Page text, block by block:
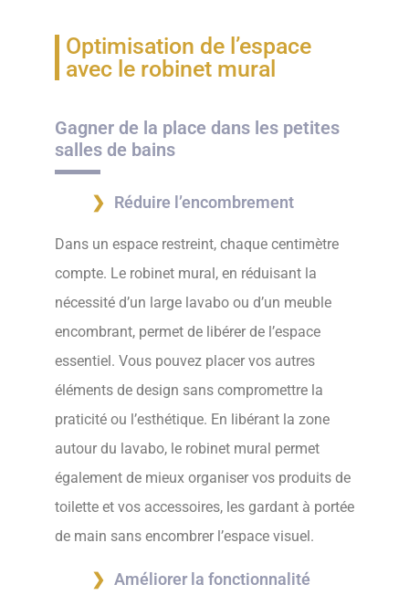
Optimisation de l’espace
avec le robinet mural
Gagner de la place dans les petites
salles de bains
Réduire l’encombrement
Dans un espace restreint, chaque centimètre
compte. Le robinet mural, en réduisant la
nécessité d’un large lavabo ou d’un meuble
encombrant, permet de libérer de l’espace
essentiel. Vous pouvez placer vos autres
éléments de design sans compromettre la
praticité ou l’esthétique. En libérant la zone
autour du lavabo, le robinet mural permet
également de mieux organiser vos produits de
toilette et vos accessoires, les gardant à portée
de main sans encombrer l’espace visuel.
Améliorer la fonctionnalité